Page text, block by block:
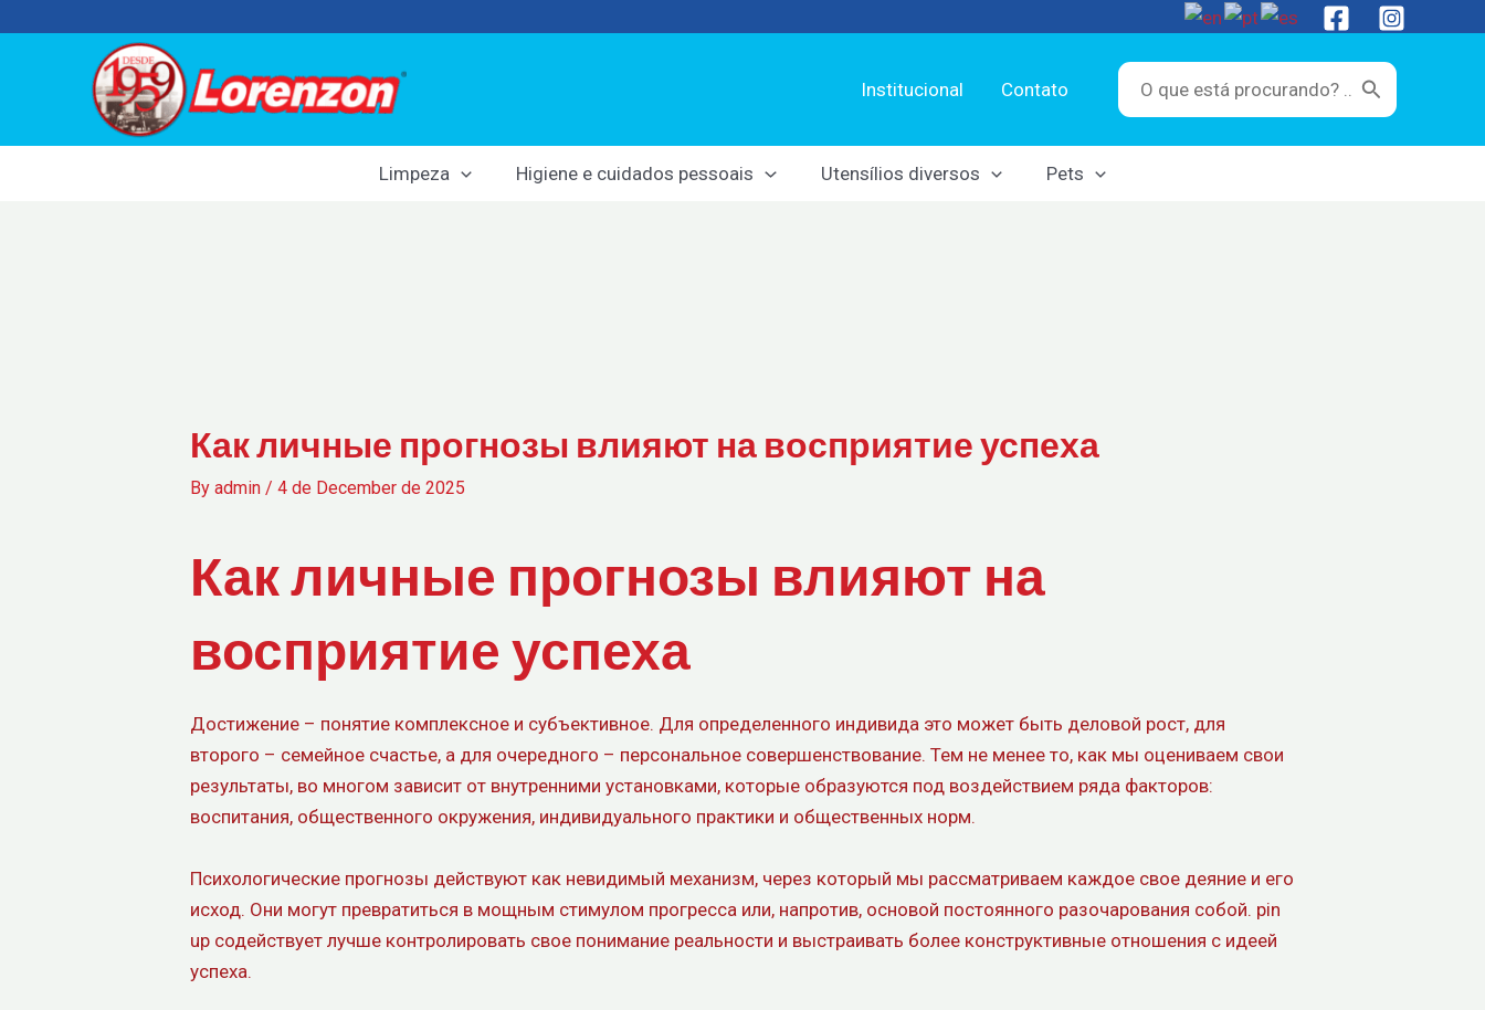
Institucional Contato
for:
Limpeza Higiene e cuidados pessoais Utensílios diversos Pets
Как личные прогнозы влияют на восприятие успеха
By admin / 4 de December de 2025
Как личные прогнозы влияют на
восприятие успеха
Достижение – понятие комплексное и субъективное. Для определенного индивида это может быть деловой рост, для
второго – семейное счастье, а для очередного – персональное совершенствование. Тем не менее то, как мы оцениваем свои
результаты, во многом зависит от внутренними установками, которые образуются под воздействием ряда факторов:
воспитания, общественного окружения, индивидуального практики и общественных норм.
Психологические прогнозы действуют как невидимый механизм, через который мы рассматриваем каждое свое деяние и его
исход. Они могут превратиться в мощным стимулом прогресса или, напротив, основой постоянного разочарования собой. pin
up содействует лучше контролировать свое понимание реальности и выстраивать более конструктивные отношения с идеей
успеха.